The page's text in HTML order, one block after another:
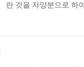
란 것을 자양분으로 하